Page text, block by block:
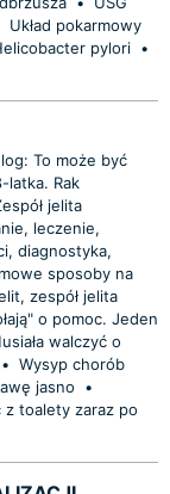
Układ pokarmowy
pylori •
To może być
latka. Rak
jelita
leczenie,
diagnostyka,
sposoby na
zespół jelita
o pomoc. Jeden
walczyć o
• Wysyp chorób
jasno
•
z toalety zaraz po